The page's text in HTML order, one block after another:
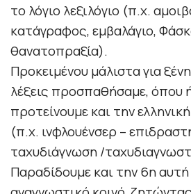
το λόγιο λεξιλόγιο (π.χ.
κατάγραφος, εμβαλάγιο,
θανατοπραξία).
Προκειμένου μάλιστα για
λέξεις προσπαθήσαμε, όπου
προτείνουμε και την
(π.χ. ινφλουένσερ –
ταχυδιάγνωση /
Παραδίδουμε και την 6η